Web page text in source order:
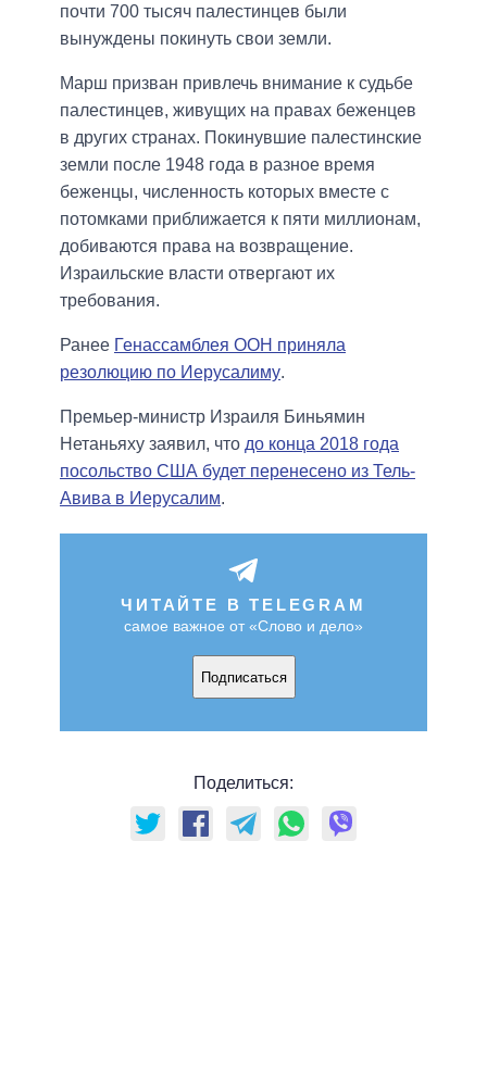
почти 700 тысяч палестинцев были
вынуждены покинуть свои земли.
Марш призван привлечь внимание к судьбе
палестинцев, живущих на правах беженцев
в других странах. Покинувшие палестинские
земли после 1948 года в разное время
беженцы, численность которых вместе с
потомками приближается к пяти миллионам,
добиваются права на возвращение.
Израильские власти отвергают их
требования.
Ранее Генассамблея ООН приняла
резолюцию по Иерусалиму.
Премьер-министр Израиля Биньямин
Нетаньяху заявил, что до конца 2018 года
посольство США будет перенесено из Тель-
Авива в Иерусалим.
ЧИТАЙТЕ В TELEGRAM
самое важное от «Слово и дело»
Подписаться
Поделиться: